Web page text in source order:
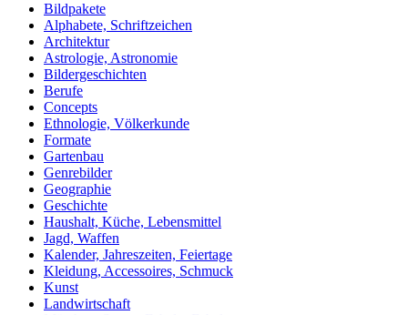
Bildpakete
Alphabete, Schriftzeichen
Architektur
Astrologie, Astronomie
Bildergeschichten
Berufe
Concepts
Ethnologie, Völkerkunde
Formate
Gartenbau
Genrebilder
Geographie
Geschichte
Haushalt, Küche, Lebensmittel
Jagd, Waffen
Kalender, Jahreszeiten, Feiertage
Kleidung, Accessoires, Schmuck
Kunst
Landwirtschaft